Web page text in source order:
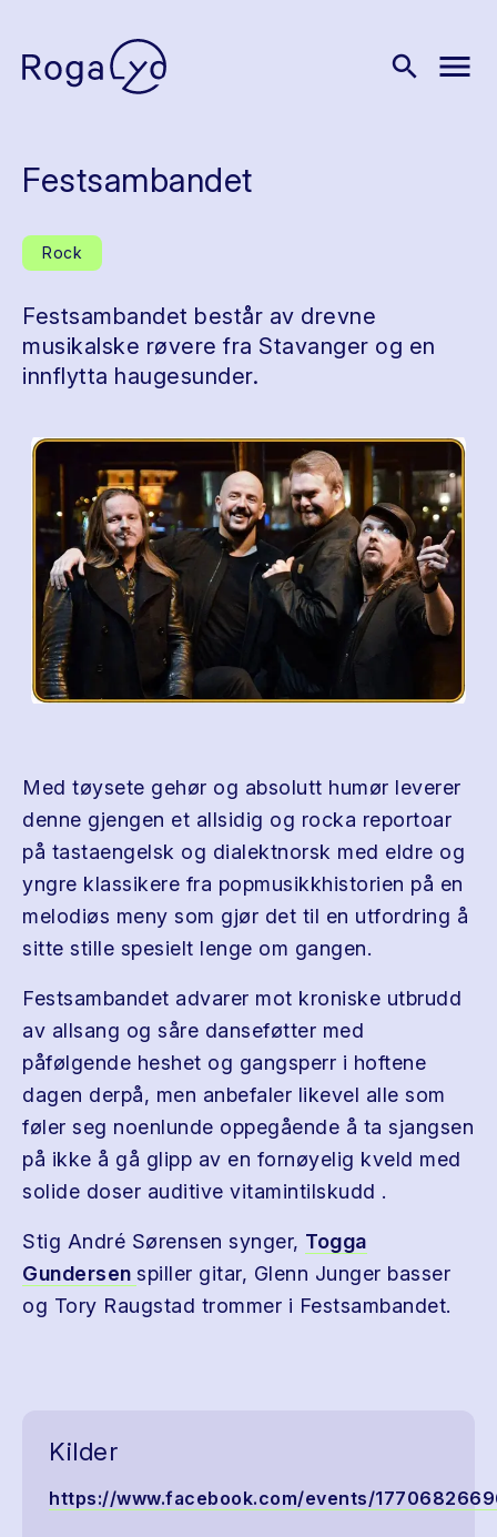
search menu
Festsambandet
Rock
Festsambandet består av drevne
musikalske røvere fra Stavanger og en
innflytta haugesunder.
Med tøysete gehør og absolutt humør leverer
denne gjengen et allsidig og rocka reportoar
på tastaengelsk og dialektnorsk med eldre og
yngre klassikere fra popmusikkhistorien på en
melodiøs meny som gjør det til en utfordring å
sitte stille spesielt lenge om gangen.
Festsambandet advarer mot kroniske utbrudd
av allsang og såre danseføtter med
påfølgende heshet og gangsperr i hoftene
dagen derpå, men anbefaler likevel alle som
føler seg noenlunde oppegående å ta sjangsen
på ikke å gå glipp av en fornøyelig kveld med
solide doser auditive vitamintilskudd .
Stig André Sørensen synger, Togga
Gundersen spiller gitar, Glenn Junger basser
og Tory Raugstad trommer i Festsambandet.
Kilder
https://www.facebook.com/events/